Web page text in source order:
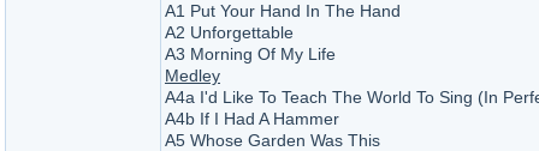
A1 Put Your Hand In The Hand
A2 Unforgettable
A3 Morning Of My Life
Medley
A4a I'd Like To Teach The World To Sing (In
A4b If I Had A Hammer
A5 Whose Garden Was This